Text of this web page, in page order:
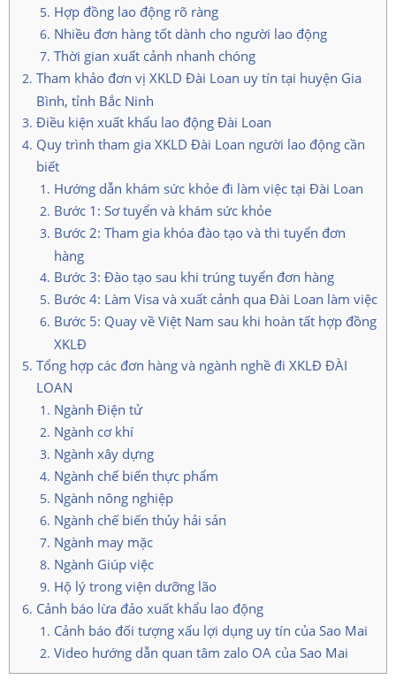
Hợp đồng lao động rõ ràng
Nhiều đơn hàng tốt dành cho người lao động
Thời gian xuất cảnh nhanh chóng
Tham khảo đơn vị XKLD Đài Loan uy tín tại huyện Gia
Bình, tỉnh Bắc Ninh
Điều kiện xuất khẩu lao động Đài Loan
Quy trình tham gia XKLD Đài Loan người lao động cần
biết
Hướng dẫn khám sức khỏe đi làm việc tại Đài Loan
Bước 1: Sơ tuyển và khám sức khỏe
Bước 2: Tham gia khóa đào tạo và thi tuyển đơn
hàng
Bước 3: Đào tạo sau khi trúng tuyển đơn hàng
Bước 4: Làm Visa và xuất cảnh qua Đài Loan làm việc
Bước 5: Quay về Việt Nam sau khi hoàn tất hợp đồng
XKLĐ
Tổng hợp các đơn hàng và ngành nghề đi XKLĐ ĐÀI
LOAN
Ngành Điện tử
Ngành cơ khí
Ngành xây dựng
Ngành chế biến thực phẩm
Ngành nông nghiệp
Ngành chế biến thủy hải sản
Ngành may mặc
Ngành Giúp việc
Hộ lý trong viện dưỡng lão
Cảnh báo lừa đảo xuất khẩu lao động
Cảnh báo đối tượng xấu lợi dụng uy tín của Sao Mai
Video hướng dẫn quan tâm zalo OA của Sao Mai